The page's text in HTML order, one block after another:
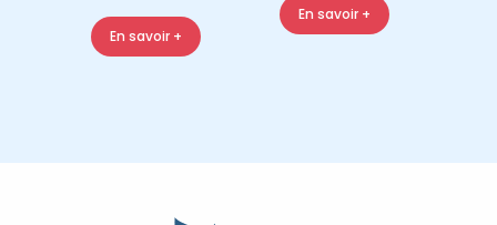
En savoir +
En savoir +